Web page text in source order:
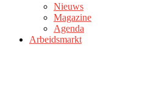
Nieuws
Magazine
Agenda
Arbeidsmarkt